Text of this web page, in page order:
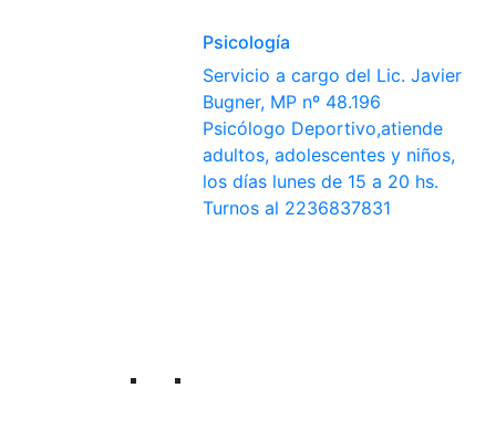
Psicología
Servicio a cargo del Lic. Javier
Bugner, MP nº 48.196
Psicólogo Deportivo,atiende
adultos, adolescentes y niños,
los días lunes de 15 a 20 hs.
Turnos al 2236837831